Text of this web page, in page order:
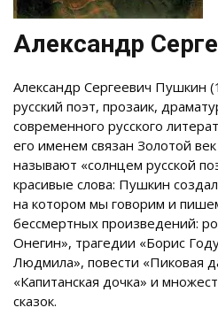
Александр
Александр Сергеевич Пушкин
русский поэт, прозаик,
современного русского
его именем связан Золотой
называют «солнцем русской
красивые слова: Пушкин
на котором мы говорим и
бессмертных произведений:
Онегин», трагедии «Борис
Людмила», повести «Пиковая
«Капитанская дочка» и
сказок.